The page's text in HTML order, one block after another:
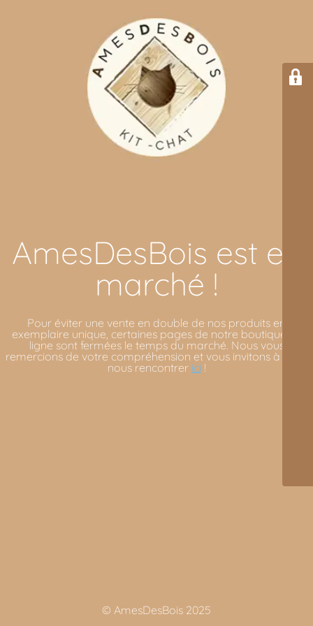
AmesDesBois est en
marché !
Pour éviter une vente en double de nos produits en
exemplaire unique, certaines pages de notre boutique en
ligne sont fermées le temps du marché. Nous vous
remercions de votre compréhension et vous invitons à venir
nous rencontrer ici !
© AmesDesBois 2025